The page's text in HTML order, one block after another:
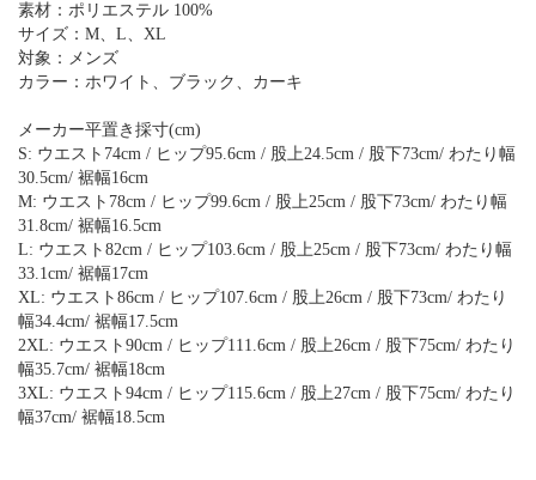
素材：ポリエステル 100%
サイズ：M、L、XL
対象：メンズ
カラー：ホワイト、ブラック、カーキ
メーカー平置き採寸(cm)
S: ウエスト74cm / ヒップ95.6cm / 股上24.5cm / 股下73cm/ わたり幅
30.5cm/ 裾幅16cm
M: ウエスト78cm / ヒップ99.6cm / 股上25cm / 股下73cm/ わたり幅
31.8cm/ 裾幅16.5cm
L: ウエスト82cm / ヒップ103.6cm / 股上25cm / 股下73cm/ わたり幅
33.1cm/ 裾幅17cm
XL: ウエスト86cm / ヒップ107.6cm / 股上26cm / 股下73cm/ わたり
幅34.4cm/ 裾幅17.5cm
2XL: ウエスト90cm / ヒップ111.6cm / 股上26cm / 股下75cm/ わたり
幅35.7cm/ 裾幅18cm
3XL: ウエスト94cm / ヒップ115.6cm / 股上27cm / 股下75cm/ わたり
幅37cm/ 裾幅18.5cm